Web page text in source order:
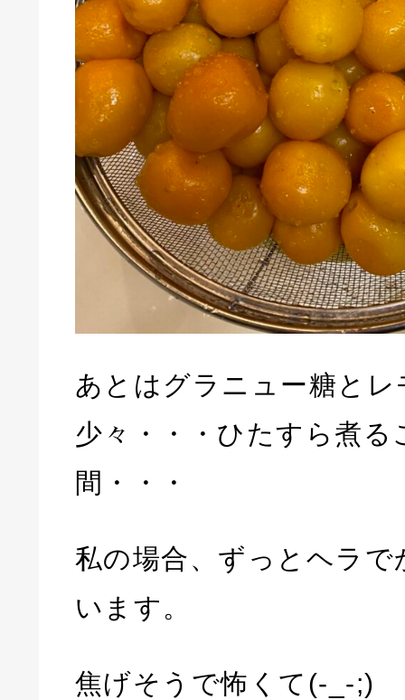
あとはグラニュー糖とレ
少々・・・ひたすら煮る
間・・・
私の場合、ずっとヘラで
います。
焦げそうで怖くて(-_-;)